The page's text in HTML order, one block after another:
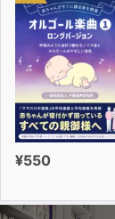
¥550